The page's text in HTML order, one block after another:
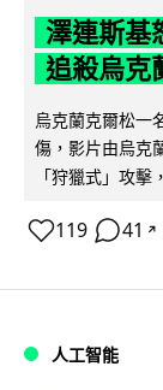
澤連斯基
追殺烏克
烏克蘭克爾松一
傷，影片由烏克
「狩獵式」攻擊
119 41 ↗
人工智能